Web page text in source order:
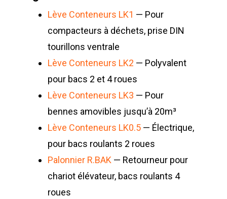
Lève Conteneurs LK1 — Pour
compacteurs à déchets, prise DIN
tourillons ventrale
Lève Conteneurs LK2 — Polyvalent
pour bacs 2 et 4 roues
Lève Conteneurs LK3 — Pour
bennes amovibles jusqu’à 20m³
Lève Conteneurs LK0.5 — Électrique,
pour bacs roulants 2 roues
Palonnier R.BAK — Retourneur pour
chariot élévateur, bacs roulants 4
roues